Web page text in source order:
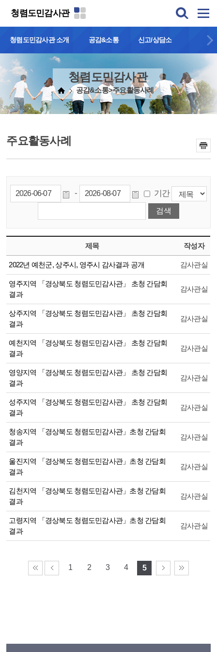
청렴도민감사관
청렴도민감사관 소개 공감&소통 신고/상담소
청렴도민감사관
공감&소통>주요활동사례
주요활동사례
- 기간
제목 작성자
2022년 예천군, 상주시, 영주시 감사결과 공개 감사관실
영주지역 「경상북도 청렴도민감사관」 초청 간담회
결과
감사관실
상주지역 「경상북도 청렴도민감사관」 초청 간담회
결과
감사관실
예천지역 「경상북도 청렴도민감사관」 초청 간담회
결과
감사관실
영양지역 「경상북도 청렴도민감사관」 초청 간담회
결과
감사관실
성주지역 「경상북도 청렴도민감사관」 초청 간담회
결과
감사관실
청송지역 「경상북도 청렴도민감사관」초청 간담회
결과
감사관실
울진지역 「경상북도 청렴도민감사관」초청 간담회
결과
감사관실
김천지역 「경상북도 청렴도민감사관」초청 간담회
결과
감사관실
고령지역 「경상북도 청렴도민감사관」초청 간담회
결과
감사관실
1 2 3 4 5